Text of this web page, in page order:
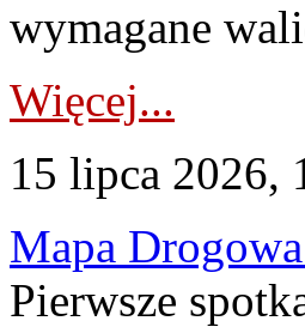
wymagane
Więcej...
15 lipca 2026,
Mapa
Pierwsze